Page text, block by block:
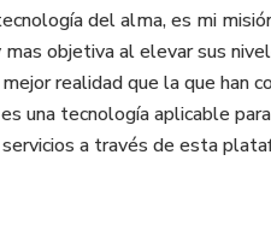
del alma, es mi
objetiva al elevar sus
realidad que la que han
una tecnología aplicable
a través de esta